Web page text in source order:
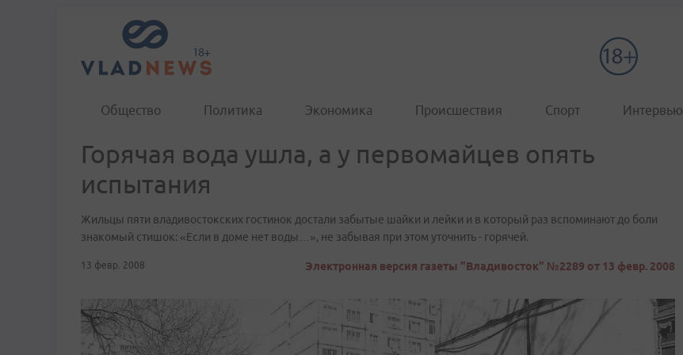
Общество Политика Экономика Происшествия Спорт Интервью
Горячая вода ушла, а у первомайцев опять
испытания
Жильцы пяти владивостокских гостинок достали забытые шайки и лейки и в который раз вспоминают до боли
знакомый стишок: «Если в доме нет воды…», не забывая при этом уточнить - горячей.
13 февр. 2008 Электронная версия газеты "Владивосток" №2289 от 13 февр. 2008